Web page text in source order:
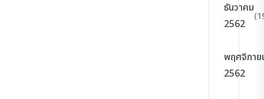
ธันวาคม
2562
พฤศจิกาย
2562